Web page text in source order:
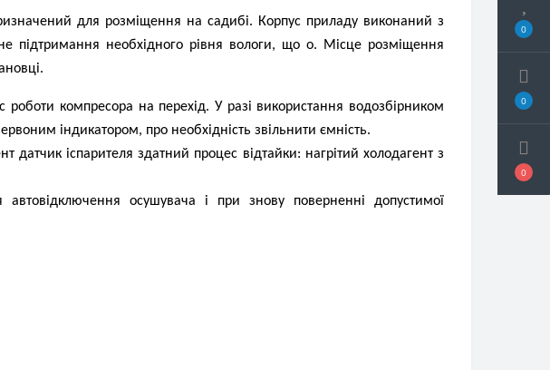
0
0
0
для розміщення на садибі. Корпус приладу виконаний з
підтримання необхідного рівня вологи, що о. Місце розміщення
компресора на перехід. У разі використання водозбірником
індикатором, про необхідність звільнити ємність.
іспарителя здатний процес відтайки: нагрітий холодагент з
автовідключення осушувача і при знову поверненні допустимої